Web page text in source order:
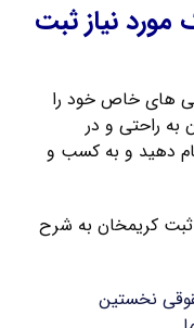
نیاز ثبت
های خاص خود را
به راحتی و در
دهید و به کسب و
ثبت کریمخان به شرح
نخستین